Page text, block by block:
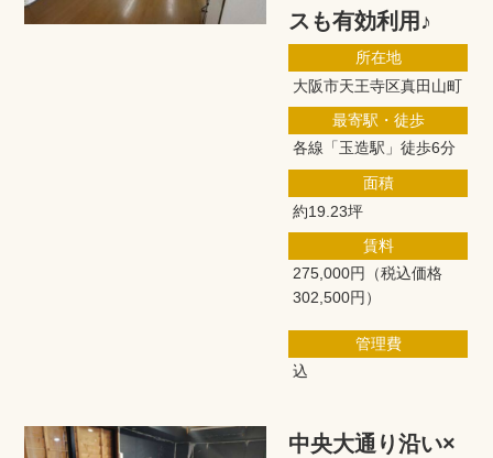
スも有効利用♪
所在地
大阪市天王寺区真田山町
最寄駅・徒歩
各線「玉造駅」徒歩6分
面積
約19.23坪
賃料
275,000円
（税込価格
302,500円）
管理費
込
中央大通り沿い×